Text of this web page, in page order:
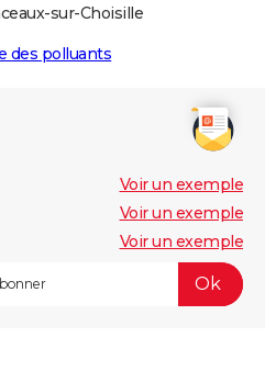
sur-Choisille
des polluants
Voir un exemple
Voir un exemple
Voir un exemple